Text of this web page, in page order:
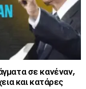
σε κανέναν,
και κατάρες